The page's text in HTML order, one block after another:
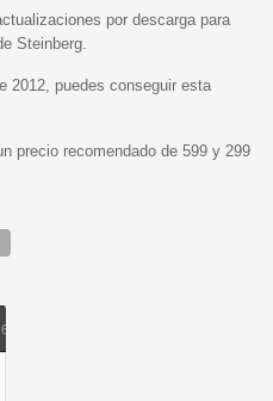
por descarga para
Steinberg.
2012, puedes conseguir esta
precio recomendado de 599 y 299